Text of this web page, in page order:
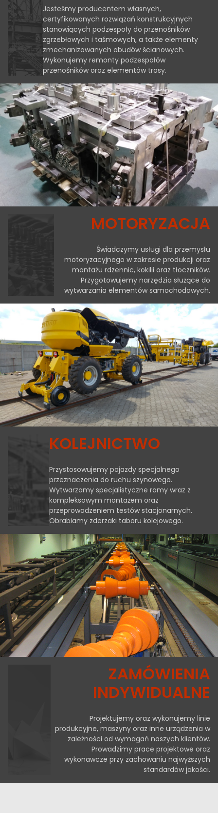
Jesteśmy producentem własnych,
certyfikowanych rozwiązań konstrukcyjnych
stanowiących podzespoły do przenośników
zgrzebłowych i taśmowych, a także elementy
zmechanizowanych obudów ścianowych.
Wykonujemy remonty podzespołów
przenośników oraz elementów trasy.
MOTORYZACJA
Świadczymy usługi dla przemysłu
motoryzacyjnego w zakresie produkcji oraz
montażu rdzennic, kokilii oraz tłoczników.
Przygotowujemy narzędzia służące do
wytwarzania elementów samochodowych.
KOLEJNICTWO
Przystosowujemy pojazdy specjalnego
przeznaczenia do ruchu szynowego.
Wytwarzamy specjalistyczne ramy wraz z
kompleksowym montażem oraz
przeprowadzeniem testów stacjonarnych.
Obrabiamy zderzaki taboru kolejowego.
ZAMÓWIENIA
INDYWIDUALNE
Projektujemy oraz wykonujemy linie
produkcyjne, maszyny oraz inne urządzenia w
zależności od wymagań naszych klientów.
Prowadzimy prace projektowe oraz
wykonawcze przy zachowaniu najwyższych
standardów jakości.